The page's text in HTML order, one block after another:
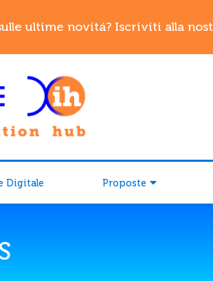
ultime novitá? Iscriviti alla
Digitale Proposte